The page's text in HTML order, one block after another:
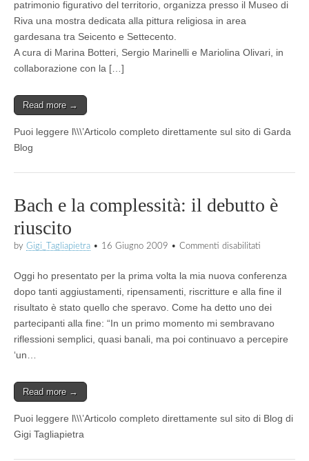
ROCOCÒ.
CAPOLAVORI
LE
patrimonio figurativo del territorio, organizza presso il Museo di
Riva una mostra dedicata alla pittura religiosa in area
gardesana tra Seicento e Settecento.
A cura di Marina Botteri, Sergio Marinelli e Mariolina Olivari, in
collaborazione con la […]
Read more →
Puoi leggere l\\\’Articolo completo direttamente sul sito di Garda
Blog
Bach e la complessità: il debutto è
riuscito
by Gigi_Tagliapietra • 16 Giugno 2009 • Commenti disabilitati
la
complessità:
debutto
è
Oggi ho presentato per la prima volta la mia nuova conferenza
dopo tanti aggiustamenti, ripensamenti, riscritture e alla fine il
risultato è stato quello che speravo. Come ha detto uno dei
partecipanti alla fine: “In un primo momento mi sembravano
riflessioni semplici, quasi banali, ma poi continuavo a percepire
‘un…
Read more →
Puoi leggere l\\\’Articolo completo direttamente sul sito di Blog di
Gigi Tagliapietra